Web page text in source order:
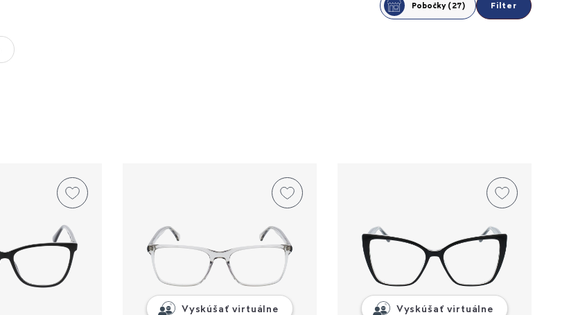
Pobočky (27) Filter
Vyskúšať virtuálne Vyskúšať virtuálne